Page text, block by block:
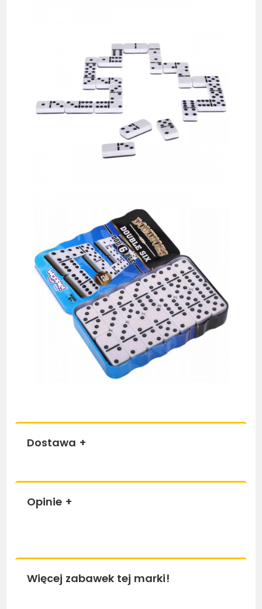
Dostawa +
Opinie +
Więcej zabawek tej marki!